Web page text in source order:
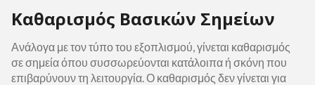
Καθαρισμός Βασικών Σημείων
Ανάλογα με τον τύπο του εξοπλισμού, γίνεται καθαρισμός
σε σημεία όπου συσσωρεύονται κατάλοιπα ή σκόνη που
επιβαρύνουν τη λειτουργία. Ο καθαρισμός δεν γίνεται για